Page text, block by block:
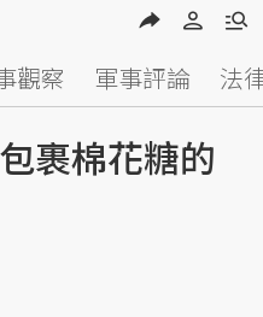
觀察 軍事評論 法
裹棉花糖的